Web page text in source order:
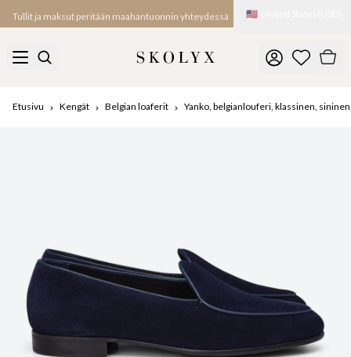
Tullit ja maksut peritään maahantuonnin yhteydessä 🇺🇸
Etusivu Kengät Belgian loaferit Yanko, belgianlouferi, klassinen,